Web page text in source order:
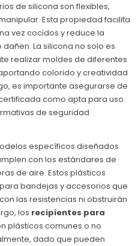
de silicona son flexibles,
Esta propiedad facilita
vez cocidos y reduce la
La silicona no solo es
realizar moldes de diferentes
colorido y creatividad
es importante asegurarse de
como apta para uso
de seguridad
específicos diseñados
con los estándares de
de aire. Estos plásticos
bandejas y accesorios que
las resistencias ni obstruirán
los recipientes para
plásticos comunes o no
dado que pueden